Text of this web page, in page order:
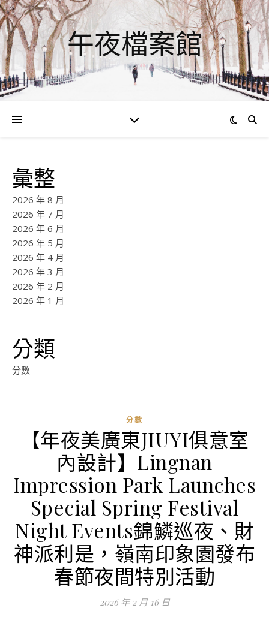
午夜檔案館
彙整
2026 年 8 月
2026 年 7 月
2026 年 6 月
2026 年 5 月
2026 年 4 月
2026 年 3 月
2026 年 2 月
2026 年 1 月
分類
分數
分數
【年夜美廣東JIUYI俱意室
內設計】Lingnan
Impression Park Launches
Special Spring Festival
Night Events錦鱗巡夜、財
神派利是，嶺南印象園發布
春節夜間特別活動
2026 年 2 月 16 日